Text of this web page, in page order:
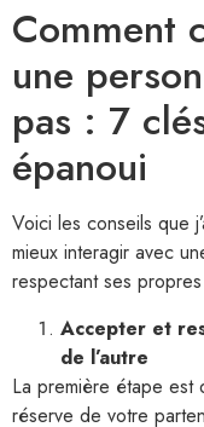
Comment
une
pas : 7
épanoui
Voici les conseils que
mieux interagir avec
respectant ses
Accepter et
de l’autre
La première étape
réserve de votre